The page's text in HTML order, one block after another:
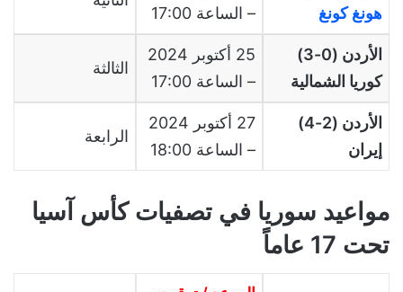
هونغ كونغ
– الساعة 17:00
الأردن (0-3)
كوريا الشمالية
25 أكتوبر 2024
– الساعة 17:00
الثالثة
الأردن (2-4)
إيران
27 أكتوبر 2024
– الساعة 18:00
الرابعة
مواعيد سوريا في تصفيات كأس آسيا
تحت 17 عاماً